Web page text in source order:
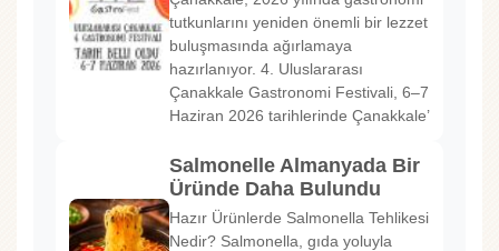
tutkunlarını yeniden önemli bir lezzet
buluşmasında ağırlamaya
hazırlanıyor. 4. Uluslararası
Çanakkale Gastronomi Festivali, 6–7
Haziran 2026 tarihlerinde Çanakkale’
Salmonelle Almanyada Bir
Üründe Daha Bulundu
Hazır Ürünlerde Salmonella Tehlikesi
Nedir? Salmonella, gıda yoluyla